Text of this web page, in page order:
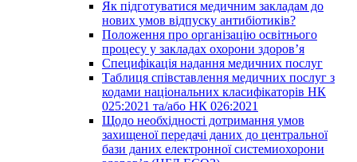
Як підготуватися медичним закладам до
нових умов відпуску антибіотиків?
Положення про організацію освітнього
процесу у закладах охорони здоров’я
Специфікація надання медичних послуг
Таблиця співставлення медичних послуг з
кодами національних класифікаторів НК
025:2021 та/або НК 026:2021
Щодо необхідності дотримання умов
захищеної передачі даних до центральної
бази даних електронної системиохорони